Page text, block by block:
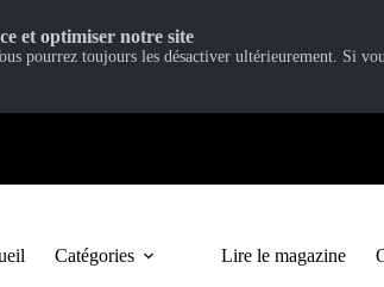
Catégories Lire le magazine
et optimiser notre site
pourrez toujours les désactiver ultérieurement. Si